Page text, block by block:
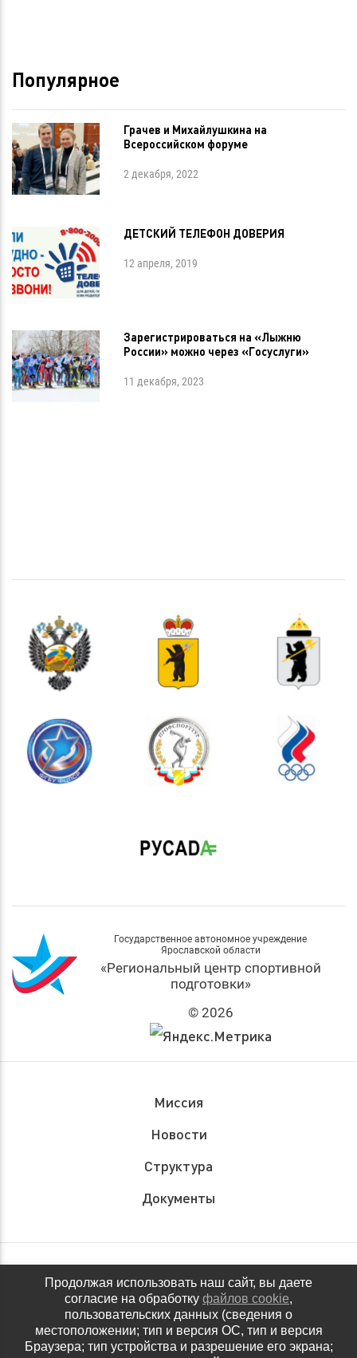
Популярное
Грачев и Михайлушкина на
Всероссийском форуме
2 декабря, 2022
ДЕТСКИЙ ТЕЛЕФОН ДОВЕРИЯ
12 апреля, 2019
Зарегистрироваться на «Лыжню
России» можно через «Госуслуги»
11 декабря, 2023
Государственное автономное учреждение
Ярославской области
«Региональный центр спортивной
подготовки»
© 2026
Миссия
Новости
Структура
Документы
Обращения граждан
Антидопинговое обеспечение
Контакты
Продолжая использовать наш сайт, вы даете
согласие на обработку файлов cookie,
пользовательских данных (сведения о
местоположении; тип и версия ОС, тип и версия
Браузера; тип устройства и разрешение его экрана;